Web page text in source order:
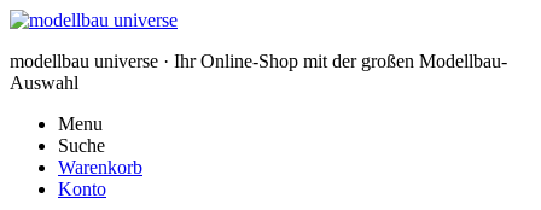
modellbau universe · Ihr Online-Shop mit der großen Modellbau-
Auswahl
Menu
Suche
Warenkorb
Konto